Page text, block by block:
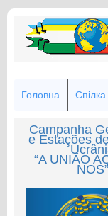
Головна Спілка
Campanha
e Estações
“A UNIÃO
NOS”